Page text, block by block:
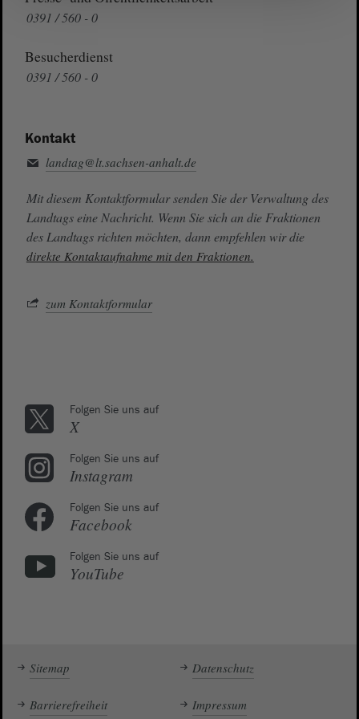
0391 / 560 - 0
Besucherdienst
0391 / 560 - 0
Kontakt
landtag@lt.sachsen-anhalt.de
Mit diesem Kontaktformular senden Sie der Verwaltung des
Landtags eine Nachricht. Wenn Sie sich an die Fraktionen
des Landtags richten möchten, dann empfehlen wir die
direkte Kontaktaufnahme mit den Fraktionen.
zum Kontaktformular
Folgen Sie uns auf
X
Folgen Sie uns auf
Instagram
Folgen Sie uns auf
Facebook
Folgen Sie uns auf
YouTube
Sitemap Datenschutz
Barrierefreiheit Impressum